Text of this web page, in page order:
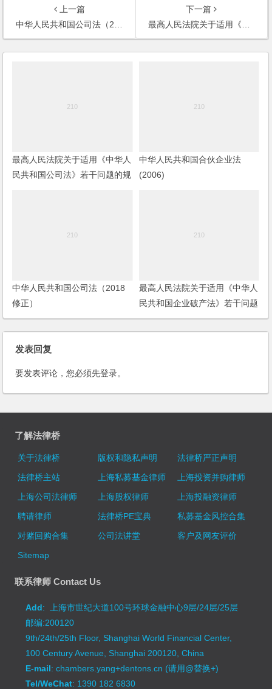
上一篇
中华人民共和国公司法（2013年修订）
下一篇
最高人民法院关于适用《中华人民共和国公司法》若干问题的规定（三）（2014修正）
最高人民法院关于适用《中华人
民共和国公司法》若干问题的规
中华人民共和国合伙企业法
(2006)
中华人民共和国公司法（2018
修正）
最高人民法院关于适用《中华人
民共和国企业破产法》若干问题
的规定（一）
发表回复
要发表评论，您必须先登录。
了解法律桥
关于法律桥 版权和隐私声明
法律桥严正声明
法律桥主站
上海私募基金律师
上海投资并购律师
上海公司法律师
上海股权律师
上海投融资律师
聘请律师
法律桥PE宝典
私募基金风控合集
对赌回购合集
公司法讲堂
客户及网友评价
Sitemap
联系律师 Contact Us
Add: 上海市世纪大道100号环球金融中心9层/24层/25层
邮编:200120
9th/24th/25th Floor, Shanghai World Financial Center,
100 Century Avenue, Shanghai 200120, China
E-mail: chambers.yang+dentons.cn (请用@替换+)
Tel/WeChat: 1390 182 6830